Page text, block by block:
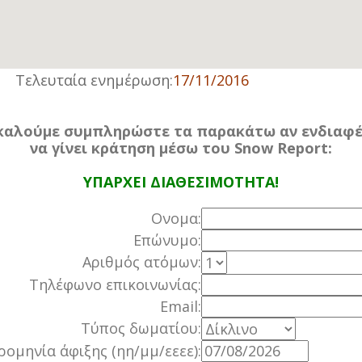
Τελευταία ενημέρωση:17/11/2016
συμπληρώστε τα παρακάτω αν
να γίνει κράτηση μέσω του Snow Report:
ΥΠΑΡΧΕΙ ΔΙΑΘΕΣΙΜΟΤΗΤΑ!
Ονομα:
Επώνυμο:
Αριθμός ατόμων:
Τηλέφωνο επικοινωνίας:
Email:
Τύπος δωματίου:
άφιξης (ηη/μμ/εεεε):